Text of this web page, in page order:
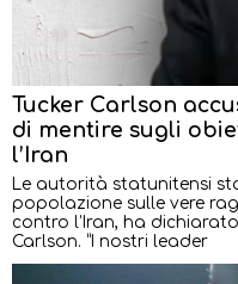
Tucker Carlson
di mentire sugli
l’Iran
Le autorità statunitensi
popolazione sulle vere
contro l’Iran, ha
Carlson. “I nostri leader